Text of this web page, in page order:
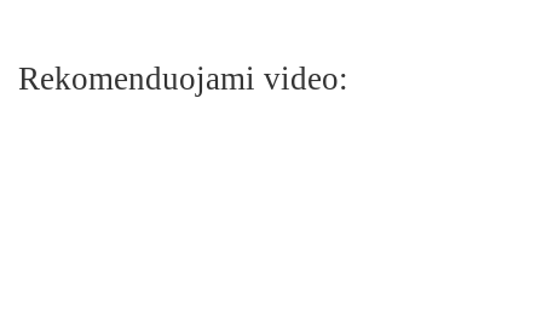
Rekomenduojami video: